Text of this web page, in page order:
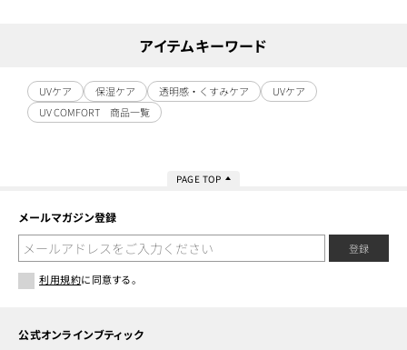
アイテムキーワード
UVケア 保湿ケア 透明感・くすみケア
UVケア
UV COMFORT 商品一覧
PAGE TOP
メールマガジン登録
登録
利用規約に同意する。
公式オンラインブティック